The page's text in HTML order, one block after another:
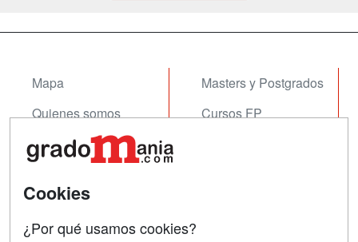
Mapa
Quienes somos
Tarifas publicidad
Acceso Centros
Masters y Postgrados
Cursos FP
Cookies
¿Por qué usamos cookies?